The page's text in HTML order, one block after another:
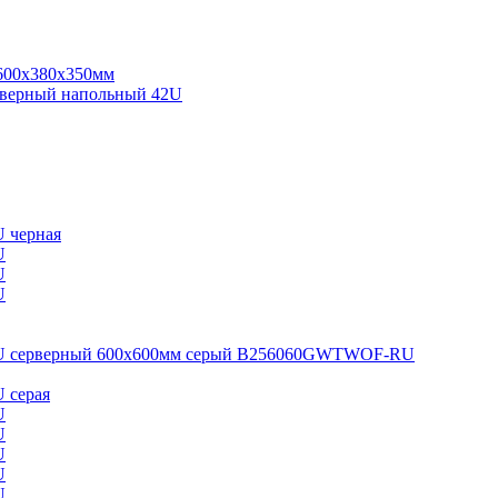
напольный 42U
черная
600x600мм серый B256060GWTWOF-RU
серая